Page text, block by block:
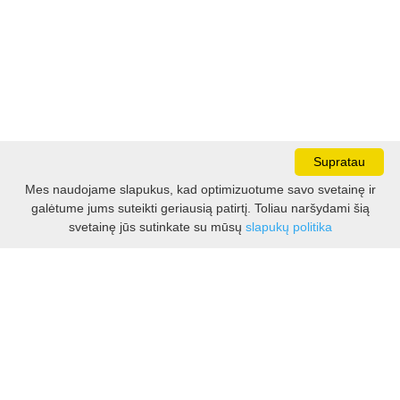
Darbo laikas:
I - V 8.30 - 17.00 val.
Supratau
Mes naudojame slapukus, kad optimizuotume savo svetainę ir
galėtume jums suteikti geriausią patirtį. Toliau naršydami šią
svetainę jūs sutinkate su mūsų slapukų politika